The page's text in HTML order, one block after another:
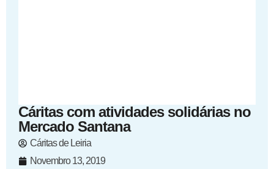
Cáritas com atividades solidárias no
Mercado Santana
Cáritas de Leiria
Novembro 13, 2019